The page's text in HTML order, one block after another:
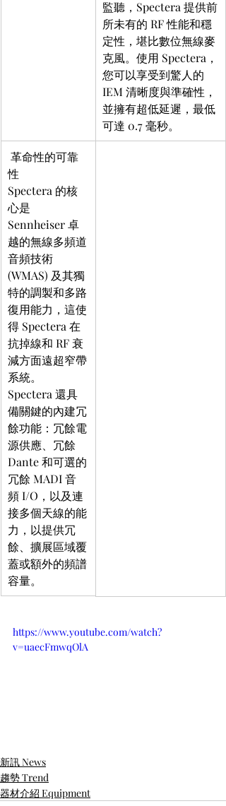
監聽，Spectera 提供前
所未有的 RF 性能和穩
定性，堪比數位無線麥
克風。使用 Spectera，
您可以享受到驚人的
IEM 清晰度與準確性，
並擁有超低延遲，最低
可達 0.7 毫秒。
性
Spectera 的核
心是
Sennheiser 卓
越的無線多頻道
音頻技術
(WMAS) 及其獨
特的調製和多路
復用能力，這使
得 Spectera 在
抗掉線和 RF 衰
減方面遠超窄帶
系統。
Spectera 還具
備關鍵的內建冗
餘功能：冗餘電
源供應、冗餘
Dante 和可選的
冗餘 MADI 音
頻 I/O，以及連
接多個天線的能
力，以提供冗
餘、擴展區域覆
蓋或額外的頻譜
容量。
https://www.youtube.com/watch?
v=uaecFmwqOlA
新訊 News
趨勢 Trend
器材介紹 Equipment